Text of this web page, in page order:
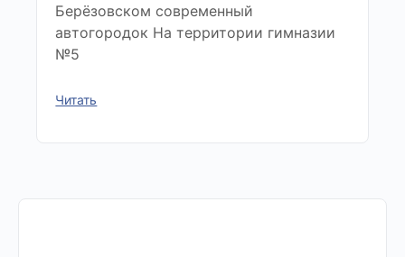
Берёзовском современный
автогородок На территории гимназии
№5
Читать